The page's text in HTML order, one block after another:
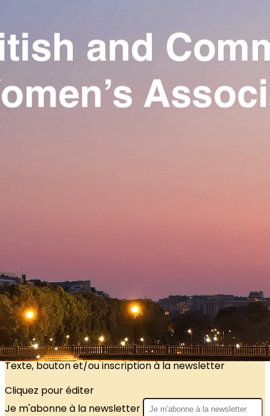
Exporter uniquement les colonnes affichées
Ajoutez un logo, un bouton, des réseaux sociaux
Our Association
Activities
Join us
?>
Images de la page d'accueil
Cliquez pour éditer
Texte, bouton et/ou inscription à la newsletter
Cliquez pour éditer
Je m'abonne à la newsletter